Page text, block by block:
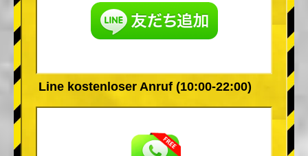
Line kostenloser Anruf (10:00-22:00)